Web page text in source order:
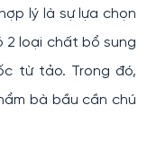
lý là sự lựa chọn
2 loại chất bổ sung
từ tảo. Trong đó,
bà bầu cần chú